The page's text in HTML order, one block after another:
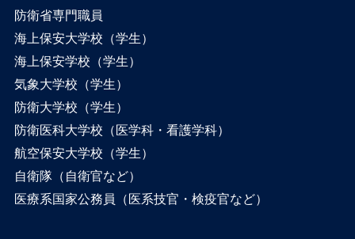
防衛省専門職員
海上保安大学校（学生）
海上保安学校（学生）
気象大学校（学生）
防衛大学校（学生）
防衛医科大学校（医学科・看護学科）
航空保安大学校（学生）
自衛隊（自衛官など）
医療系国家公務員（医系技官・検疫官など）